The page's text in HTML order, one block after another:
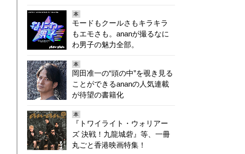
本
モードもクールさもキラキラ
もエモさも。ananが撮るなに
わ男子の魅力全部。
本
岡田准一の“頭の中”を覗き見る
ことができるananの人気連載
が待望の書籍化
本
『トワイライト・ウォリアー
ズ 決戦！九龍城砦』等、一冊
丸ごと香港映画特集！